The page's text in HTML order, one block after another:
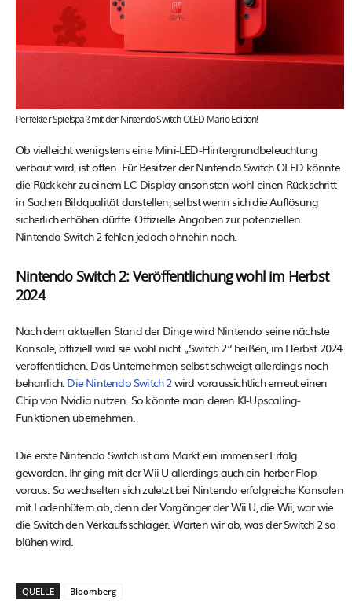
Perfekter Spielspaß mit der Nintendo Switch OLED Mario Edition!
Ob vielleicht wenigstens eine Mini-LED-Hintergrundbeleuchtung
verbaut wird, ist offen. Für Besitzer der Nintendo Switch OLED könnte
die Rückkehr zu einem LC-Display ansonsten wohl einen Rückschritt
in Sachen Bildqualität darstellen, selbst wenn sich die Auflösung
sicherlich erhöhen dürfte. Offizielle Angaben zur potenziellen
Nintendo Switch 2 fehlen jedoch ohnehin noch.
Nintendo Switch 2: Veröffentlichung wohl im Herbst
2024
Nach dem aktuellen Stand der Dinge wird Nintendo seine nächste
Konsole, offiziell wird sie wohl nicht „Switch 2“ heißen, im Herbst 2024
veröffentlichen. Das Unternehmen selbst schweigt allerdings noch
beharrlich. Die Nintendo Switch 2wird voraussichtlich erneut einen
Chip von Nvidia nutzen. So könnte man deren KI-Upscaling-
Funktionen übernehmen.
Die erste Nintendo Switch ist am Markt ein immenser Erfolg
geworden. Ihr ging mit der Wii U allerdings auch ein herber Flop
voraus. So wechselten sich zuletzt bei Nintendo erfolgreiche Konsolen
mit Ladenhütern ab, denn der Vorgänger der Wii U, die Wii, war wie
die Switch den Verkaufsschlager. Warten wir ab, was der Switch 2 so
blühen wird.
QUELLE Bloomberg